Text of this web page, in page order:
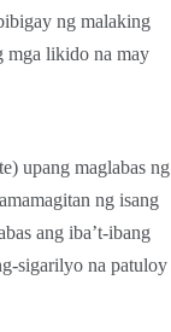
ng malaking
mga likido na may
upang maglabas ng
ng isang
ang iba’t-ibang
sigarilyo na patuloy